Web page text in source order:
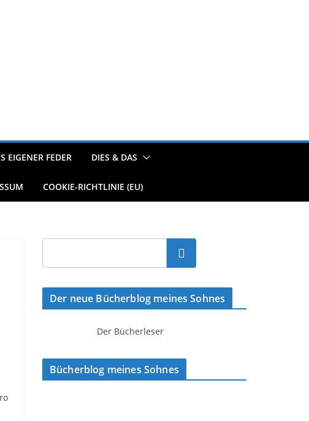
EIGENER FEDER DIES & DAS
COOKIE-RICHTLINIE (EU)
Suchen
Der neue Bücherblog meines Sohnes
Der Bücherleser
Bücherblog meines Sohnes